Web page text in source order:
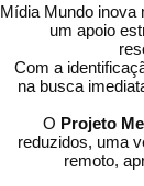
Mídia Mundo inova
um apoio
Com a
na busca
O Projeto
reduzidos, uma
remoto,